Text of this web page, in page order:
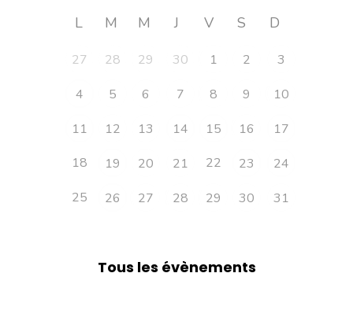
L M M J V S D
27 28 29 30 1 2
3
4
5 6 7 8 9
10
11
12 13 14 15 16
17
18
19 20 21 22 23
24
25
26 27 28 29 30 31
Tous les évènements